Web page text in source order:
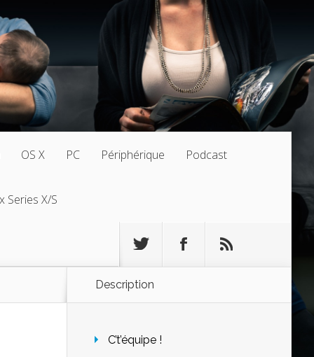
OS X PC Périphérique Podcast
Series X/S
Description
C’t’équipe !